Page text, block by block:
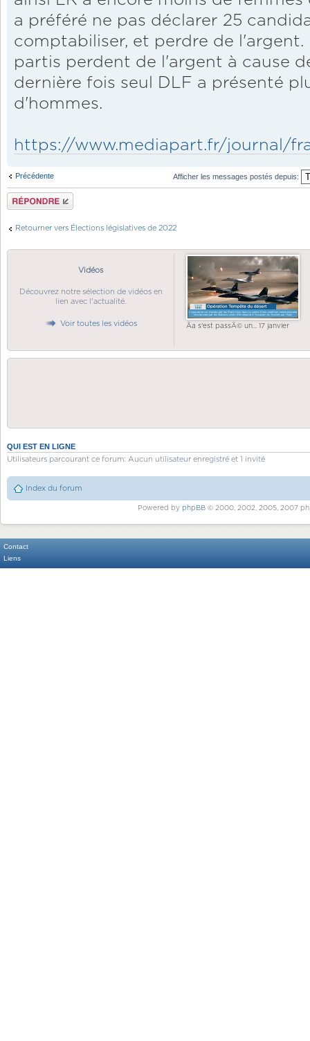
a préféré ne pas déclarer 25
comptabiliser, et perdre de l'argent.
partis perdent de l'argent à cause
dernière fois seul DLF a présenté
d'hommes.
https://www.mediapart.fr/journal/
Précédente Afficher les messages postés depuis:
Répondre
Retourner vers Élections législatives de 2022
Vidéos
Découvrez notre sélection de vidéos en
lien avec l'actualité.
Voir toutes les vidéos Ãa s'est passÃ© un... 17 janvier
QUI EST EN LIGNE
Utilisateurs parcourant ce forum: Aucun utilisateur enregistré et 1 invité
Index du forum
Powered by phpBB© 2000, 2002, 2005, 2007
Contact
Liens